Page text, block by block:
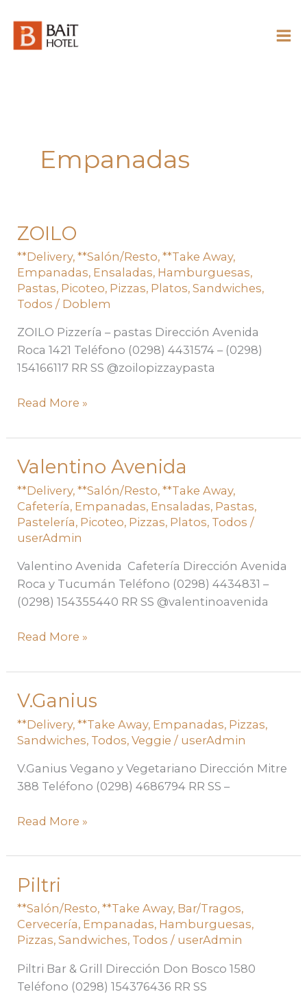
content
Empanadas
ZOILO
**Delivery,**Salón/Resto,**Take Away,
Empanadas, Ensaladas, Hamburguesas,
Pastas, Picoteo, Pizzas, Platos,Sandwiches,
Todos / Doblem
ZOILO Pizzería – pastas Dirección Avenida
Roca 1421 Teléfono (0298) 4431574 – (0298)
154166117 RR SS @zoilopizzaypasta
ZOILO
Read More »
Valentino Avenida
**Delivery,**Salón/Resto,**Take Away,
Cafetería, Empanadas, Ensaladas, Pastas,
Pastelería, Picoteo, Pizzas, Platos, Todos /
userAdmin
Valentino Avenida Cafetería Dirección Avenida
Roca y Tucumán Teléfono (0298) 4434831 –
(0298) 154355440 RR SS @valentinoavenida
Valentino
Read More »
V.Ganius
**Delivery,**Take Away, Empanadas, Pizzas,
Sandwiches, Todos,Veggie / userAdmin
V.Ganius Vegano y Vegetariano Dirección Mitre
388 Teléfono (0298) 4686794 RR SS –
V.Ganius
Read More »
Piltri
**Salón/Resto,**Take Away, Bar/Tragos,
Cervecería, Empanadas, Hamburguesas,
Pizzas,Sandwiches, Todos / userAdmin
Piltri Bar & Grill Dirección Don Bosco 1580
Teléfono (0298) 154376436 RR SS
Piltri